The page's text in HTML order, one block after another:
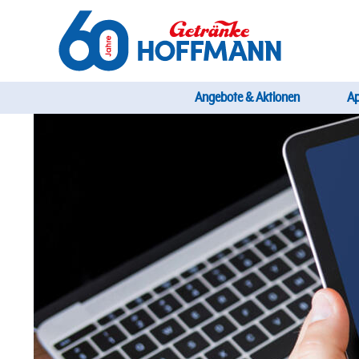
Startseite Getränke Hoffmann
Angebote & Aktionen